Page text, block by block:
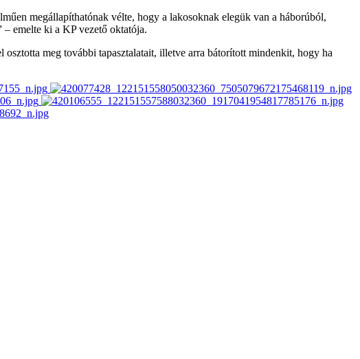
megállapíthatónak vélte, hogy a lakosoknak elegük van a háborúból,
– emelte ki a KP vezető oktatója.
meg további tapasztalatait, illetve arra bátorított mindenkit, hogy ha